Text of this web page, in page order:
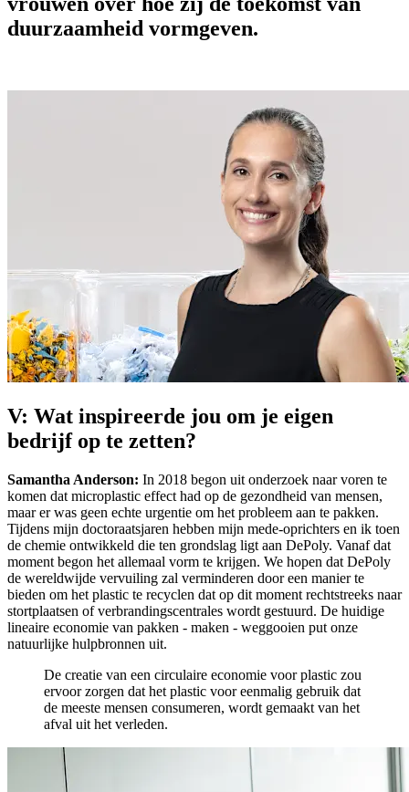
duurzaamheid vormgeven.
V: Wat inspireerde jou om je eigen
bedrijf op te zetten?
Samantha Anderson: In 2018 begon uit onderzoek naar voren te
komen dat microplastic effect had op de gezondheid van mensen,
maar er was geen echte urgentie om het probleem aan te pakken.
Tijdens mijn doctoraatsjaren hebben mijn mede-oprichters en ik toen
de chemie ontwikkeld die ten grondslag ligt aan DePoly. Vanaf dat
moment begon het allemaal vorm te krijgen. We hopen dat DePoly
de wereldwijde vervuiling zal verminderen door een manier te
bieden om het plastic te recyclen dat op dit moment rechtstreeks naar
stortplaatsen of verbrandingscentrales wordt gestuurd. De huidige
lineaire economie van pakken - maken - weggooien put onze
natuurlijke hulpbronnen uit.
De creatie van een circulaire economie voor plastic zou
ervoor zorgen dat het plastic voor eenmalig gebruik dat
de meeste mensen consumeren, wordt gemaakt van het
afval uit het verleden.